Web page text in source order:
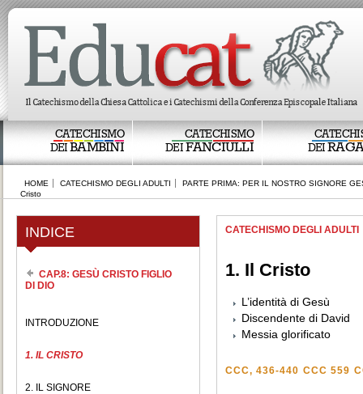
CATECHISMO
DEIBAMBINI
CATECHISMO
DEIFANCIULLI
DEI
HOME CATECHISMO DEGLI ADULTI
PARTE PRIMA: PER IL NOSTRO SIGNORE
Cristo
INDICE
CAP.8: GESÙ CRISTO FIGLIO
DI DIO
INTRODUZIONE
1. IL CRISTO
2. IL SIGNORE
CATECHISMO DEGLI ADULTI
1. Il Cristo
L’identità di Gesù
Discendente di David
Messia glorificato
CCC, 436-440 CCC 559